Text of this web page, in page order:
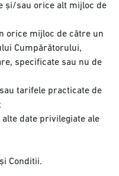
și/sau orice alt mijloc de
orice mijloc de către un
Cumpărătorului,
specificate sau nu de
tarifele practicate de
date privilegiate ale
Conditii.